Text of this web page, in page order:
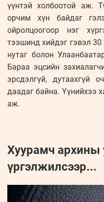
үүнтэй холбоотой аж.
орчим хүн байдаг
ойролцоогоор нэг
тээшинд хийдэг гэвэл
нутаг болон
Бараа эцсийн
эрсдэлгүй, дутаахгүй
даадаг байна. Үүнийхээ
аж.
Хуурамч архины
үргэлжилсээр...